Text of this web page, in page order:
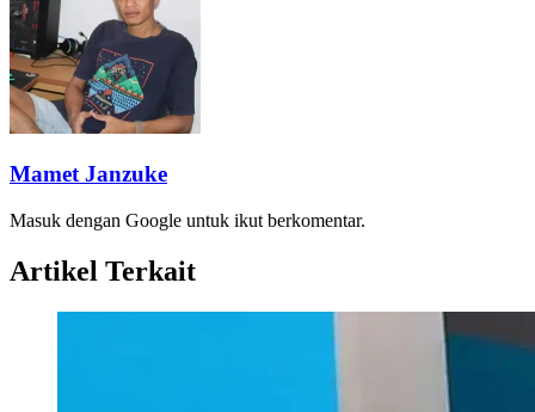
Mamet Janzuke
Masuk dengan Google untuk ikut berkomentar.
Artikel Terkait